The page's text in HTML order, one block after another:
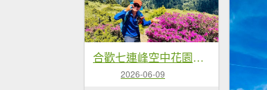
合歡七連峰空中花園賞花趣
2026-06-09